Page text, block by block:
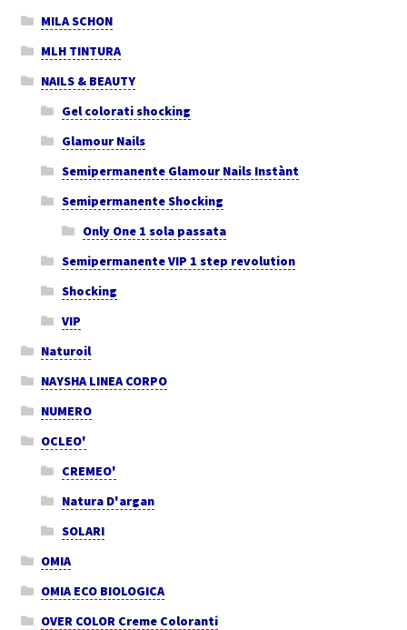
MILA SCHON
MLH TINTURA
NAILS & BEAUTY
Gel colorati shocking
Glamour Nails
Semipermanente Glamour Nails Instànt
Semipermanente Shocking
Only One 1 sola passata
Semipermanente VIP 1 step revolution
Shocking
VIP
Naturoil
NAYSHA LINEA CORPO
NUMERO
OCLEO'
CREMEO'
Natura D'argan
SOLARI
OMIA
OMIA ECO BIOLOGICA
OVER COLOR Creme Coloranti